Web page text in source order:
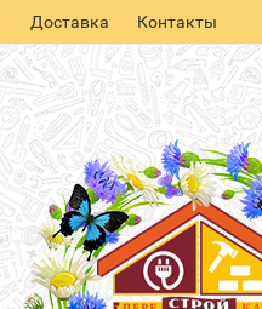
Доставка Контакты